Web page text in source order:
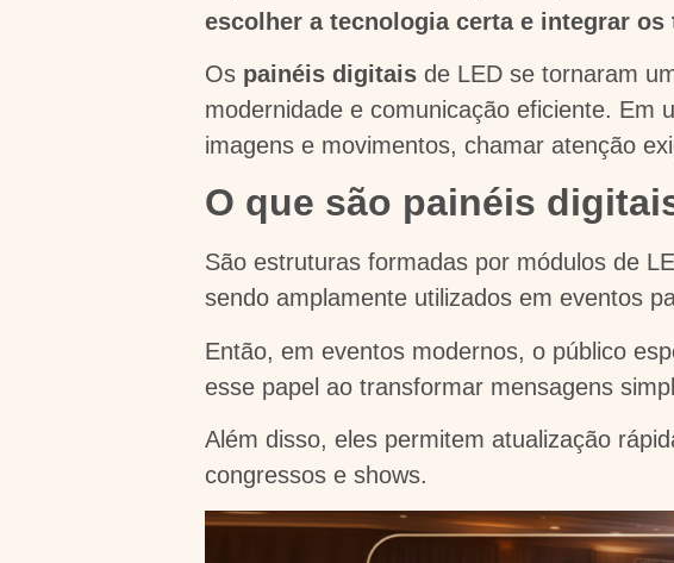
escolher a tecnologia certa e integrar
Os painéis digitais de LED se tornaram
modernidade e comunicação eficiente. Em
imagens e movimentos, chamar atenção
O que são painéis
São estruturas formadas por módulos de
sendo amplamente utilizados em eventos
Então, em eventos modernos, o público
esse papel ao transformar mensagens
Além disso, eles permitem atualização
congressos e shows.